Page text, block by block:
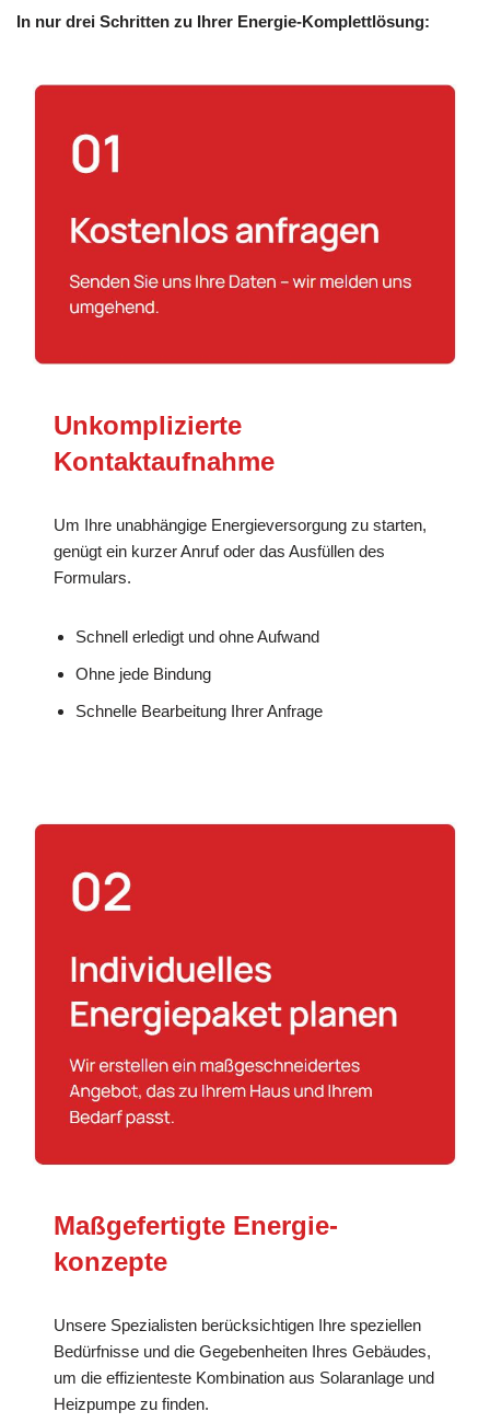
In nur drei Schritten zu Ihrer Energie-Komplettlösung:
Unkomplizierte
Kontaktaufnahme
Um Ihre unabhängige Energieversorgung zu starten,
genügt ein kurzer Anruf oder das Ausfüllen des
Formulars.
Schnell erledigt und ohne Aufwand
Ohne jede Bindung
Schnelle Bearbeitung Ihrer Anfrage
Maßgefertigte Energie­
konzepte
Unsere Spezialisten berücksichtigen Ihre speziellen
Bedürfnisse und die Gegebenheiten Ihres Gebäudes,
um die effizienteste Kombination aus Solaranlage und
Heizpumpe zu finden.